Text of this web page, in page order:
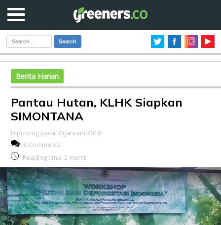
Search
Berita Harian
Pantau Hutan, KLHK Siapkan
SIMONTANA
Diposting pada 30 Januari 2018
0 Comments
Reading time: 2 menit